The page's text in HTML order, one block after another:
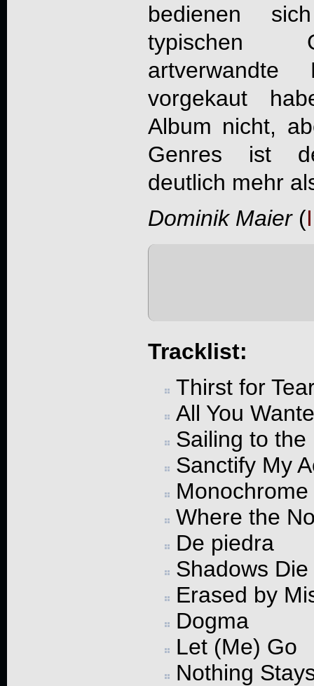
bedienen
typischen
vorgekaut
Album nicht,
Genres ist
deutlich mehr
Dominik Maier(
Tracklist:
Thirst for
All You
Sailing to the
Sanctify My
Monochrome
Where the
De piedra
Shadows Die
Erased by
Dogma
Let (Me) Go
Nothing